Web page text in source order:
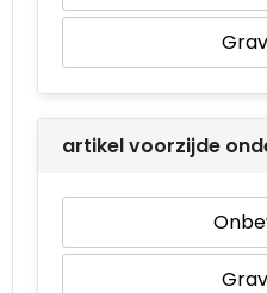
artikel voorzijde